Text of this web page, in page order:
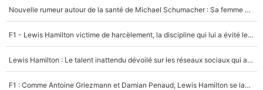
Nouvelle rumeur autour de la santé de Michael Schumacher : Sa femme Corinna sort du silence
F1 - Lewis Hamilton victime de harcèlement, la discipline qui lui a évité le pire : «J'aurais probablement mal tourné»
Lewis Hamilton : Le talent inattendu dévoilé sur les réseaux sociaux qui a impressionné Kim Kardashian pendant leurs vacances en amoureux !
F1 : Comme Antoine Griezmann et Damian Penaud, Lewis Hamilton se lance dans le business des cartes à collectionner !